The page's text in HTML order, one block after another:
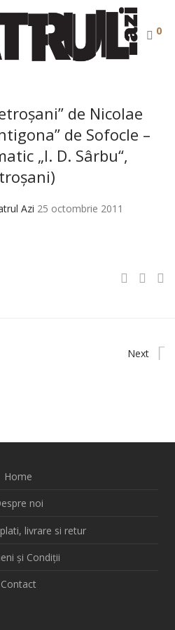
0
de Nicolae
de Sofocle –
„I. D. Sârbu“,
Azi 25 octombrie 2011
Next
Home
noi
livrare si retur
și Condiții
Contact